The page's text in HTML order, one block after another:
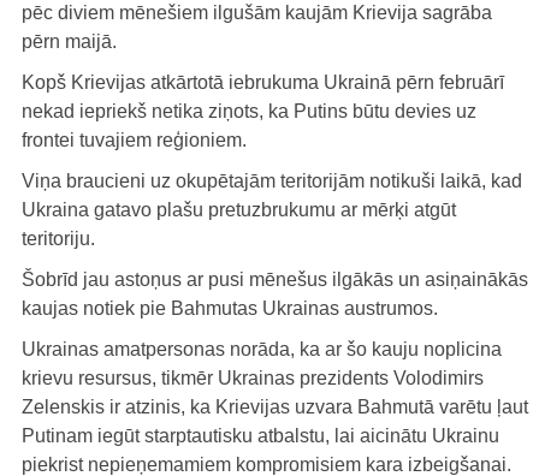
pēc diviem mēnešiem ilgušām kaujām Krievija sagrāba
pērn maijā.
Kopš Krievijas atkārtotā iebrukuma Ukrainā pērn februārī
nekad iepriekš netika ziņots, ka Putins būtu devies uz
frontei tuvajiem reģioniem.
Viņa braucieni uz okupētajām teritorijām notikuši laikā, kad
Ukraina gatavo plašu pretuzbrukumu ar mērķi atgūt
teritoriju.
Šobrīd jau astoņus ar pusi mēnešus ilgākās un asiņainākās
kaujas notiek pie Bahmutas Ukrainas austrumos.
Ukrainas amatpersonas norāda, ka ar šo kauju noplicina
krievu resursus, tikmēr Ukrainas prezidents Volodimirs
Zelenskis ir atzinis, ka Krievijas uzvara Bahmutā varētu ļaut
Putinam iegūt starptautisku atbalstu, lai aicinātu Ukrainu
piekrist nepieņemamiem kompromisiem kara izbeigšanai.